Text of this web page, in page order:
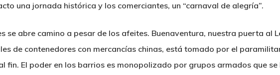
una jornada histórica y los comerciantes, un “carnaval de alegría”.
se abre camino a pesar de los afeites. Buenaventura, nuestra puerta al
de contenedores con mercancías chinas, está tomado por el
fin. El poder en los barrios es monopolizado por grupos armados que se